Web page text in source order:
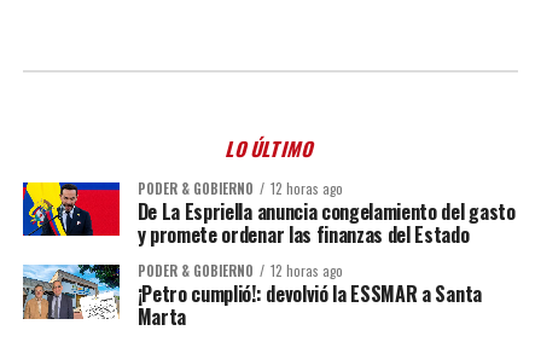
LO ÚLTIMO
PODER & GOBIERNO 12 horas ago
De La Espriella anuncia congelamiento del gasto
y promete ordenar las finanzas del Estado
PODER & GOBIERNO 12 horas ago
¡Petro cumplió!: devolvió la ESSMAR a Santa
Marta